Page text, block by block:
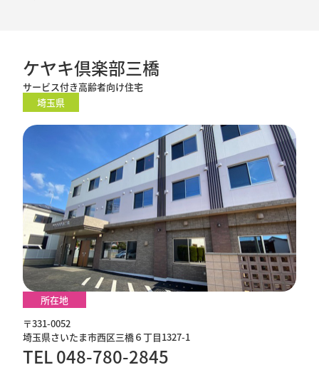
ケヤキ倶楽部三橋
サービス付き高齢者向け住宅
埼玉県
所在地
〒331-0052
埼玉県さいたま市西区三橋６丁目1327-1
TEL 048-780-2845